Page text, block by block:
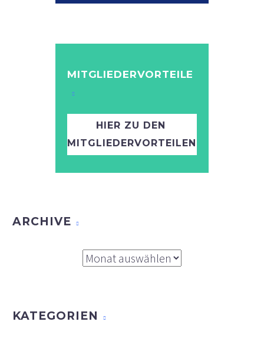
MITGLIEDERVORTEILE
HIER ZU DEN
MITGLIEDERVORTEILEN
ARCHIVE
KATEGORIEN